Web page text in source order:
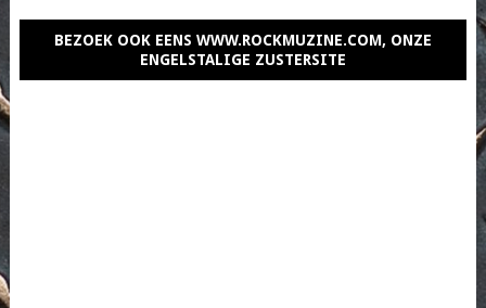
BEZOEK OOK EENS WWW.ROCKMUZINE.COM, ONZE
ENGELSTALIGE ZUSTERSITE